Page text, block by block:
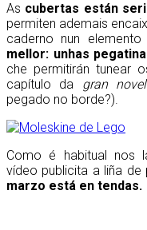
As cubertas están
permiten ademais
caderno nun
mellor: unhas
che permitirán tunear
capítulo da gran
pegado no borde?).
Como é habitual nos
vídeo publicita a liña de
marzo está en tendas.